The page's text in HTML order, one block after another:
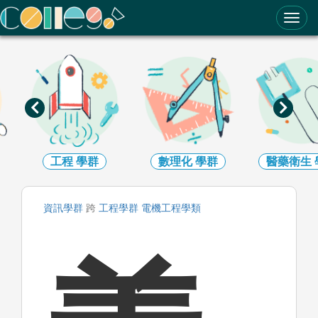
ColleGo! 大學選才與高中育才輔助系統
工程 學群 數理化學群 醫藥衛生
資訊學群 跨 工程學群 電機工程學類